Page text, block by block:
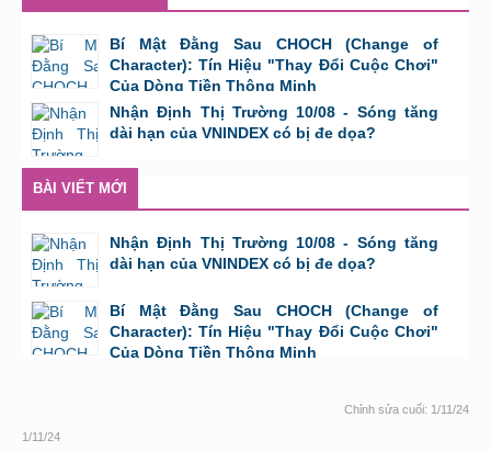
Bí Mật Đằng Sau CHOCH (Change of
Character): Tín Hiệu "Thay Đổi Cuộc Chơi"
Của Dòng Tiền Thông Minh
bởiTuấn Thành,8/8/26 lúc 11:11
Nhận Định Thị Trường 10/08 - Sóng tăng
dài hạn của VNINDEX có bị đe dọa?
BÀI VIẾT MỚI
Nhận Định Thị Trường 10/08 - Sóng tăng
dài hạn của VNINDEX có bị đe dọa?
bởiTuấn Thành,9/8/26 lúc 23:08
Bí Mật Đằng Sau CHOCH (Change of
Character): Tín Hiệu "Thay Đổi Cuộc Chơi"
Của Dòng Tiền Thông Minh
Chỉnh sửa cuối: 1/11/24
1/11/24